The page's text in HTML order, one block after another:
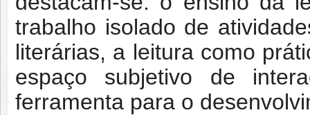
trabalho isolado de
literárias, a leitura como
espaço subjetivo de
ferramenta para o